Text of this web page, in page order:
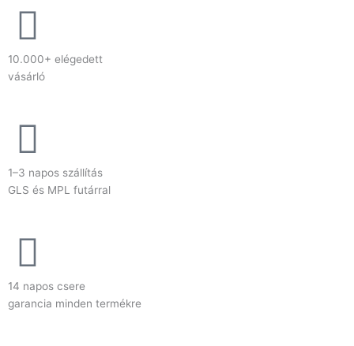
10.000+ elégedett
vásárló
1–3 napos szállítás
GLS és MPL futárral
14 napos csere
garancia minden termékre